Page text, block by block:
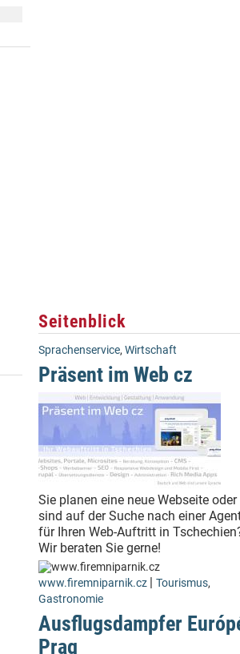
Seitenblick
Sprachenservice, Wirtschaft
Präsent im Web cz
Sie planen eine neue Webseite oder
sind auf der Suche nach einer
für Ihren Web-Auftritt in
Wir beraten Sie gerne!
www.firemniparnik.cz | Tourismus,
Gastronomie
Ausflugsdampfer
Prag